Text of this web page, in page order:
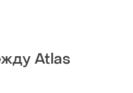
Atlas